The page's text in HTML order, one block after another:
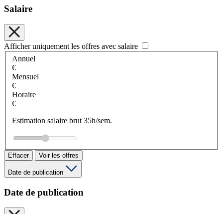
Salaire
Afficher uniquement les offres avec salaire
Annuel
€
Mensuel
€
Horaire
€
Estimation salaire brut 35h/sem.
Effacer Voir les offres
Date de publication
Date de publication